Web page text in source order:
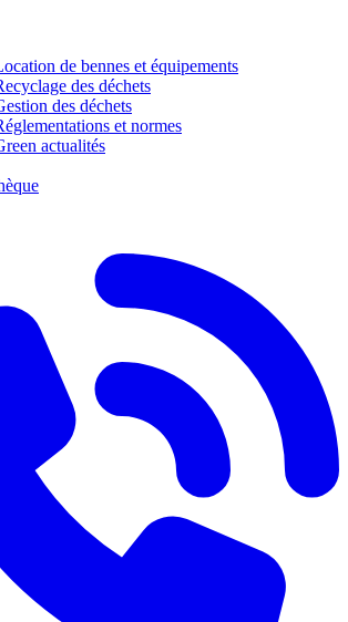
de bennes et équipements
des déchets
des déchets
et normes
actualités